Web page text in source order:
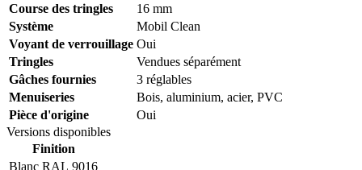
Course des tringles
16 mm
Système
Mobil Clean
Voyant de verrouillage Oui
Tringles
Vendues séparément
Gâches fournies
3 réglables
Menuiseries
Bois, aluminium, acier, PVC
Pièce d'origine
Oui
Versions disponibles
Finition
Blanc RAL 9016